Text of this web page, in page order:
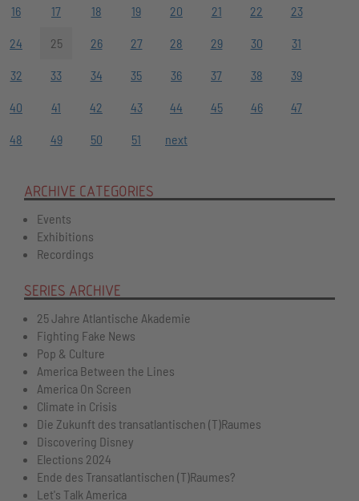
16 17 18 19 20 21 22 23
24 25 26 27 28 29 30 31
32 33 34 35 36 37 38 39
40 41 42 43 44 45 46 47
48 49 50 51 next
ARCHIVE CATEGORIES
Events
Exhibitions
Recordings
SERIES ARCHIVE
25 Jahre Atlantische Akademie
Fighting Fake News
Pop & Culture
America Between the Lines
America On Screen
Climate in Crisis
Die Zukunft des transatlantischen (T)Raumes
Discovering Disney
Elections 2024
Ende des Transatlantischen (T)Raumes?
Let's Talk America